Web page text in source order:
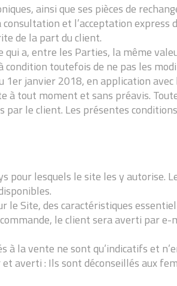
ainsi que ses pièces de
et l’acceptation express
de la part du client.
a, entre les Parties, la même
toutefois de ne pas les
janvier 2018, en application
tout moment et sans préavis.
le client. Les présentes
pour lesquels le site les y autorise.
Site, des caractéristiques
le client sera averti par
la vente ne sont qu’indicatifs et
averti : Ils sont déconseillés aux